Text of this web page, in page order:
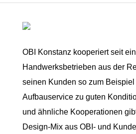
OBI Konstanz kooperiert seit
Handwerksbetrieben aus der
seinen Kunden so zum
Aufbauservice zu guten
und ähnliche Kooperationen
Design-Mix aus OBI- und